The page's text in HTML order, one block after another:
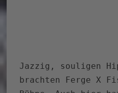
Jazzig, souligen
brachten Ferge X